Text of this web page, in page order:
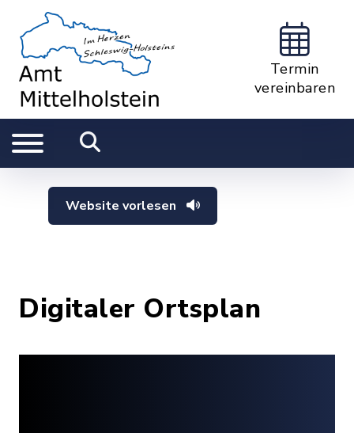
Termin
vereinbaren
Website vorlesen
Digitaler Ortsplan